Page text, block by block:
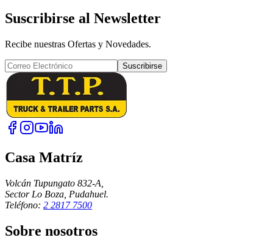
Suscribirse al Newsletter
Recibe nuestras Ofertas y Novedades.
Suscribirse
Casa Matríz
Volcán Tupungato 832-A,
Sector Lo Boza, Pudahuel.
Teléfono: 2 2817 7500
Sobre nosotros